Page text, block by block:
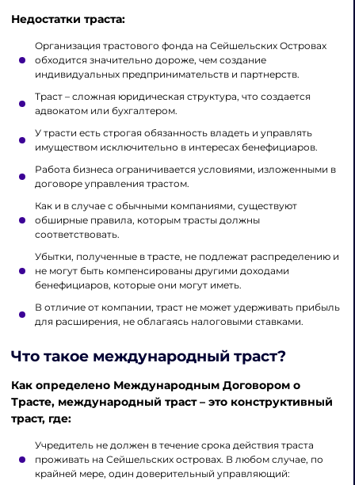
Недостатки траста:
Организация трастового фонда на Сейшельских Островах
обходится значительно дороже, чем создание
индивидуальных предпринимательств и партнерств.
Траст – сложная юридическая структура, что создается
адвокатом или бухгалтером.
У трасти есть строгая обязанность владеть и управлять
имуществом исключительно в интересах бенефициаров.
Работа бизнеса ограничивается условиями, изложенными в
договоре управления трастом.
Как и в случае с обычными компаниями, существуют
обширные правила, которым трасты должны
соответствовать.
Убытки, полученные в трасте, не подлежат распределению и
не могут быть компенсированы другими доходами
бенефициаров, которые они могут иметь.
В отличие от компании, траст не может удерживать прибыль
для расширения, не облагаясь налоговыми ставками.
Что такое международный траст?
Как определено Международным Договором о
Трасте, международный траст – это конструктивный
траст, где:
Учредитель не должен в течение срока действия траста
проживать на Сейшельских островах. В любом случае, по
крайней мере, один доверительный управляющий: